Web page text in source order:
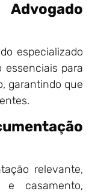
especializado
essenciais para
garantindo que
relevante,
casamento,